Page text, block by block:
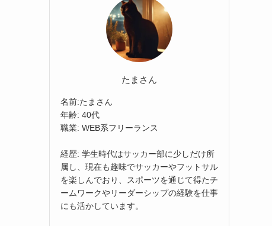
たまさん
名前:たまさん
年齢: 40代
職業: WEB系フリーランス
経歴: 学生時代はサッカー部に少しだけ所
属し、現在も趣味でサッカーやフットサル
を楽しんでおり、スポーツを通じて得たチ
ームワークやリーダーシップの経験を仕事
にも活かしています。